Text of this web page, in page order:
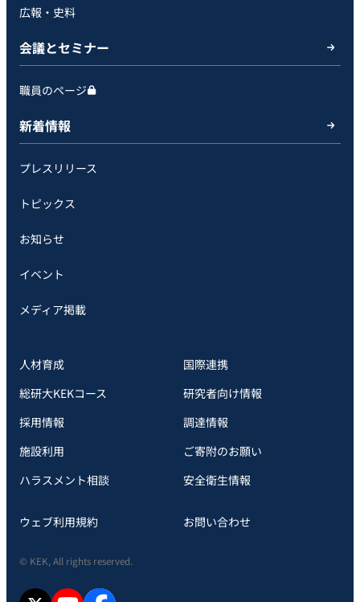
広報・史料
会議とセミナー
職員のページ
新着情報
プレスリリース
トピックス
お知らせ
イベント
メディア掲載
人材育成
国際連携
総研大KEKコース
研究者向け情報
採用情報
調達情報
施設利用
ご寄附のお願い
ハラスメント相談
安全衛⽣情報
ウェブ利用規約 お問い合わせ
© KEK, All rights reserved.